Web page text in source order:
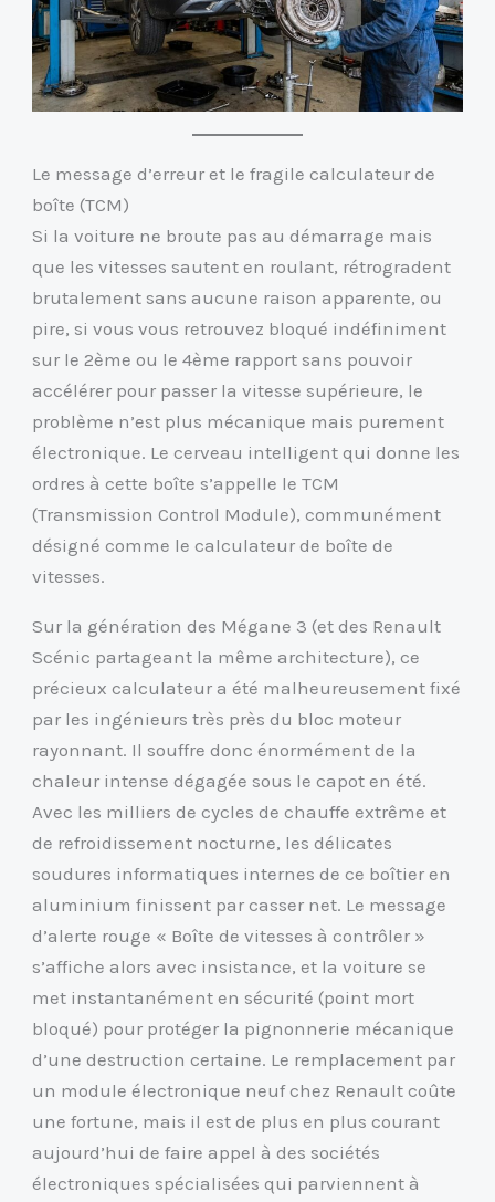
Le message d’erreur et le fragile calculateur de
boîte (TCM)
Si la voiture ne broute pas au démarrage mais
que les vitesses sautent en roulant, rétrogradent
brutalement sans aucune raison apparente, ou
pire, si vous vous retrouvez bloqué indéfiniment
sur le 2ème ou le 4ème rapport sans pouvoir
accélérer pour passer la vitesse supérieure, le
problème n’est plus mécanique mais purement
électronique. Le cerveau intelligent qui donne les
ordres à cette boîte s’appelle le TCM
(Transmission Control Module), communément
désigné comme le calculateur de boîte de
vitesses.
Sur la génération des Mégane 3 (et des Renault
Scénic partageant la même architecture), ce
précieux calculateur a été malheureusement fixé
par les ingénieurs très près du bloc moteur
rayonnant. Il souffre donc énormément de la
chaleur intense dégagée sous le capot en été.
Avec les milliers de cycles de chauffe extrême et
de refroidissement nocturne, les délicates
soudures informatiques internes de ce boîtier en
aluminium finissent par casser net. Le message
d’alerte rouge « Boîte de vitesses à contrôler »
s’affiche alors avec insistance, et la voiture se
met instantanément en sécurité (point mort
bloqué) pour protéger la pignonnerie mécanique
d’une destruction certaine. Le remplacement par
un module électronique neuf chez Renault coûte
une fortune, mais il est de plus en plus courant
aujourd’hui de faire appel à des sociétés
électroniques spécialisées qui parviennent à